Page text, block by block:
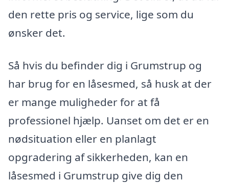
den rette pris og service, lige som du
ønsker det.
Så hvis du befinder dig i Grumstrup og
har brug for en låsesmed, så husk at der
er mange muligheder for at få
professionel hjælp. Uanset om det er en
nødsituation eller en planlagt
opgradering af sikkerheden, kan en
låsesmed i Grumstrup give dig den